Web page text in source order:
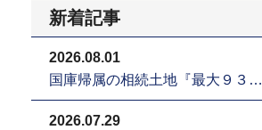
新着記事
2026.08.01
国庫帰属の相続土地『最大９３…
2026.07.29